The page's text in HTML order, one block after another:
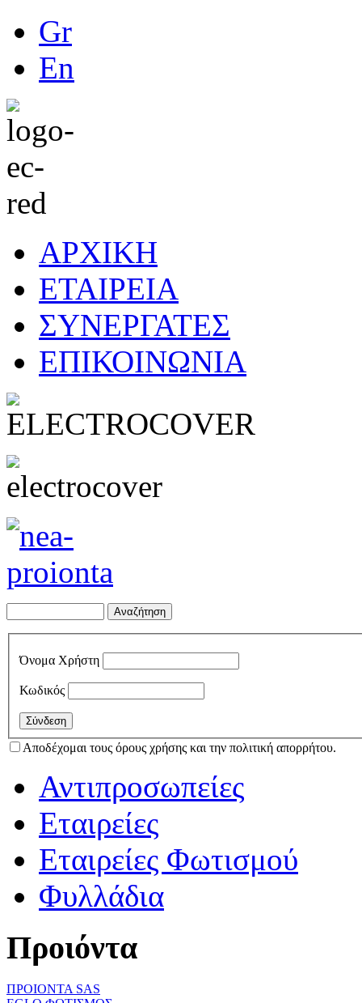
Gr
En
ΑΡΧΙΚΗ
ΕΤΑΙΡΕΙΑ
ΣΥΝΕΡΓΑΤΕΣ
ΕΠΙΚΟΙΝΩΝΙΑ
Όνομα Χρήστη
Κωδικός
Αποδέχομαι τους όρους χρήσης και την πολιτική απορρήτου.
Αντιπροσωπείες
Εταιρείες
Εταιρείες Φωτισμού
Φυλλάδια
Προιόντα
ΠΡΟΙΟΝΤΑ SAS